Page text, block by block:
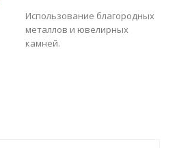
Использование благородных
металлов и ювелирных
камней.